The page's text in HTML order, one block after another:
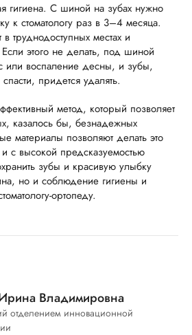
гигиена. С шиной на зубах нужно
к стоматологу раз в 3–4 месяца.
труднодоступных местах и
этого не делать, под шиной
или воспаление десны, и зубы,
придется удалять.
метод, который позволяет
казалось бы, безнадежных
материалы позволяют делать это
с высокой предсказуемостью
зубы и красивую улыбку
но и соблюдение гигиены и
ортопеду.
Владимировна
отделением инновационной